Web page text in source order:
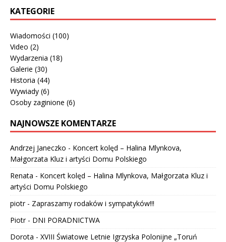
KATEGORIE
Wiadomości (100)
Video (2)
Wydarzenia (18)
Galerie (30)
Historia (44)
Wywiady (6)
Osoby zaginione (6)
NAJNOWSZE KOMENTARZE
Andrzej Janeczko - Koncert kolęd – Halina Mlynkova,
Małgorzata Kluz i artyści Domu Polskiego
Renata - Koncert kolęd – Halina Mlynkova, Małgorzata Kluz i
artyści Domu Polskiego
piotr- Zapraszamy rodaków i sympatyków!!!
Piotr- DNI PORADNICTWA
Dorota - XVIII Światowe Letnie Igrzyska Polonijne „Toruń